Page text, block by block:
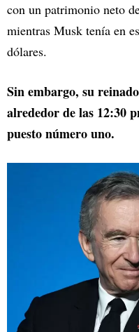
con un patrimonio neto
mientras Musk tenía en
dólares.
Sin embargo, su
alrededor de las 12:30
puesto número uno.